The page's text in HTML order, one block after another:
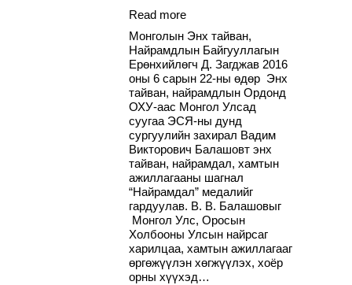
Read more
Монголын Энх тайван,
Найрамдлын Байгууллагын
Ерөнхийлөгч Д. Загджав 2016
оны 6 сарын 22-ны өдөр Энх
тайван, найрамдлын Ордонд
ОХУ-аас Монгол Улсад
суугаа ЭСЯ-ны дунд
сургуулийн захирал Вадим
Викторович Балашовт энх
тайван, найрамдал, хамтын
ажиллагааны шагнал
“Найрамдал” медалийг
гардуулав. В. В. Балашовыг
Монгол Улс, Оросын
Холбооны Улсын найрсаг
харилцаа, хамтын ажиллагааг
өргөжүүлэн хөгжүүлэх, хоёр
орны хүүхэд…